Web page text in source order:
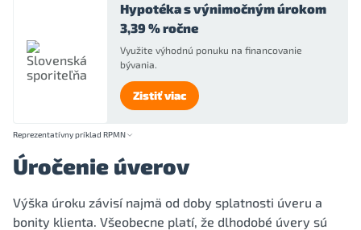
Hypotéka s výnimočným úrokom
3,39 % ročne
Využite výhodnú ponuku na financovanie
bývania.
Zistiť viac
Reprezentatívny príklad RPMN
Úročenie úverov
Výška úroku závisí najmä od doby splatnosti úveru a
bonity klienta. Všeobecne platí, že dlhodobé úvery sú